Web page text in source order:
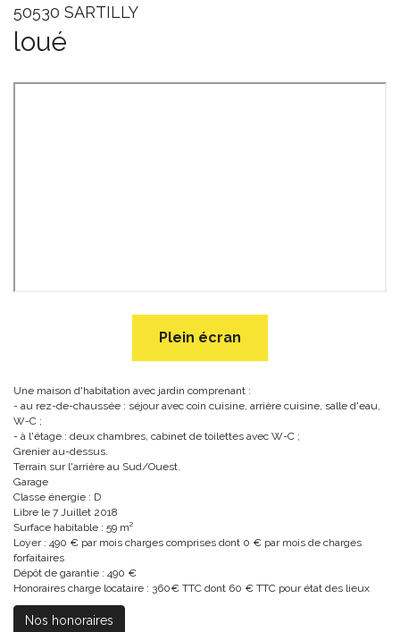
50530 SARTILLY
loué
Plein écran
Une maison d'habitation avec jardin comprenant :
- au rez-de-chaussée : séjour avec coin cuisine, arrière cuisine, salle d'eau,
W-C ;
- à l'étage : deux chambres, cabinet de toilettes avec W-C ;
Grenier au-dessus.
Terrain sur l'arrière au Sud/Ouest.
Garage
Classe énergie : D
Libre le 7 Juillet 2018
Surface habitable : 59 m²
Loyer : 490 € par mois charges comprises dont 0 € par mois de charges
forfaitaires
Dépôt de garantie : 490 €
Honoraires charge locataire : 360€ TTC dont 60 € TTC pour état des lieux
Nos honoraires